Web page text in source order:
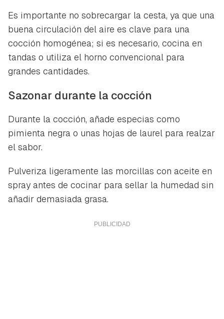
Es importante no sobrecargar la cesta, ya que una
buena circulación del aire es clave para una
cocción homogénea; si es necesario, cocina en
tandas o utiliza el horno convencional para
grandes cantidades.
Sazonar durante la cocción
Durante la cocción, añade especias como
pimienta negra o unas hojas de laurel para realzar
el sabor.
Pulveriza ligeramente las morcillas con aceite en
spray antes de cocinar para sellar la humedad sin
añadir demasiada grasa.